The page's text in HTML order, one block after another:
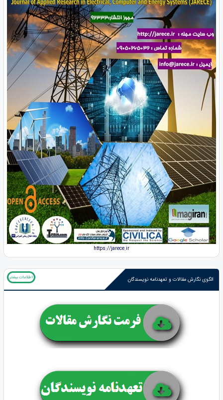
https://jarece.ir
الگوی نگارش مقالات و تعهدنامه نویسندگان اطلاعات بیشتر